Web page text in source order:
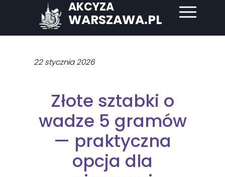
AKCYZA
WARSZAWA.PL
22 stycznia 2026
Złote sztabki o
wadze 5 gramów
— praktyczna
opcja dla